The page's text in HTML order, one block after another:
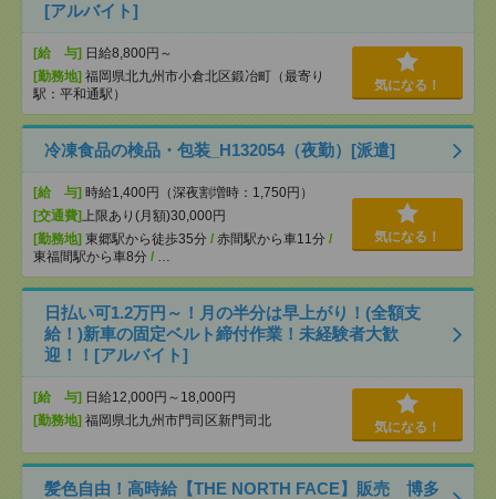
[アルバイト]
[給 与] 日給8,800円～
[勤務地] 福岡県北九州市小倉北区鍛冶町（最寄り
駅：平和通駅）
気になる！
冷凍食品の検品・包装_H132054（夜勤）[派遣]
[給 与] 時給1,400円（深夜割増時：1,750円）
[交通費] 上限あり(月額)30,000円
[勤務地] 東郷駅から徒歩35分 / 赤間駅から車11分 /
東福間駅から車8分 / …
気になる！
日払い可1.2万円～！月の半分は早上がり！(全額支
給！)新車の固定ベルト締付作業！未経験者大歓
迎！！[アルバイト]
[給 与] 日給12,000円～18,000円
[勤務地] 福岡県北九州市門司区新門司北 気になる！
髪色自由！高時給【THE NORTH FACE】販売 博多